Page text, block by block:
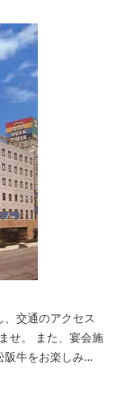
交通のアクセス
せ。 また、宴会施
牛をお楽しみい